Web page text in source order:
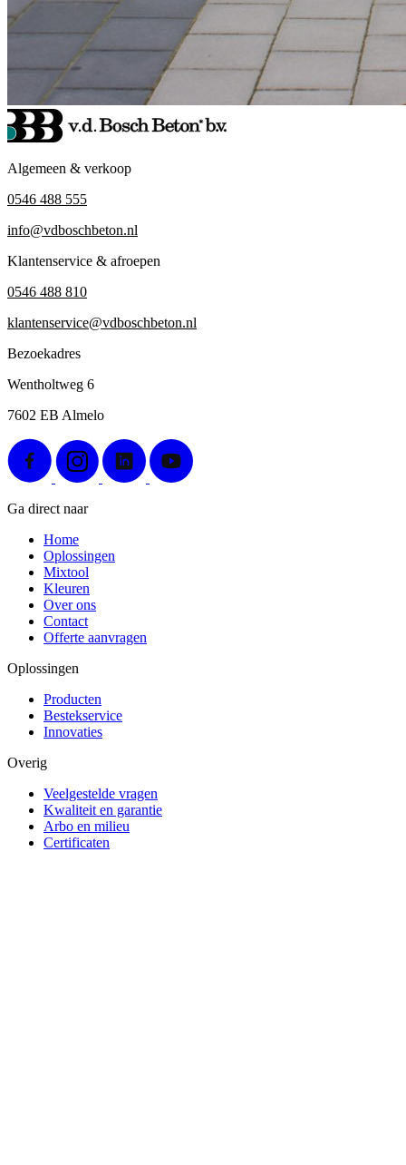
Algemeen & verkoop
0546 488 555
info@vdboschbeton.nl
Klantenservice & afroepen
0546 488 810
klantenservice@vdboschbeton.nl
Bezoekadres
Wentholtweg 6
7602 EB Almelo
Ga direct naar
Home
Oplossingen
Mixtool
Kleuren
Over ons
Contact
Offerte aanvragen
Oplossingen
Producten
Bestekservice
Innovaties
Overig
Veelgestelde vragen
Kwaliteit en garantie
Arbo en milieu
Certificaten